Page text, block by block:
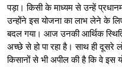
पड़ा। किसी के माध्यम से उन्हें
उन्होंने इस योजना का लाभ लेने के
बदल गया। आज उनकी आर्थिक
अच्छे से हो पा रहा है। साथ ही दूसरे
किसानों से भी अपील की है कि वे इस